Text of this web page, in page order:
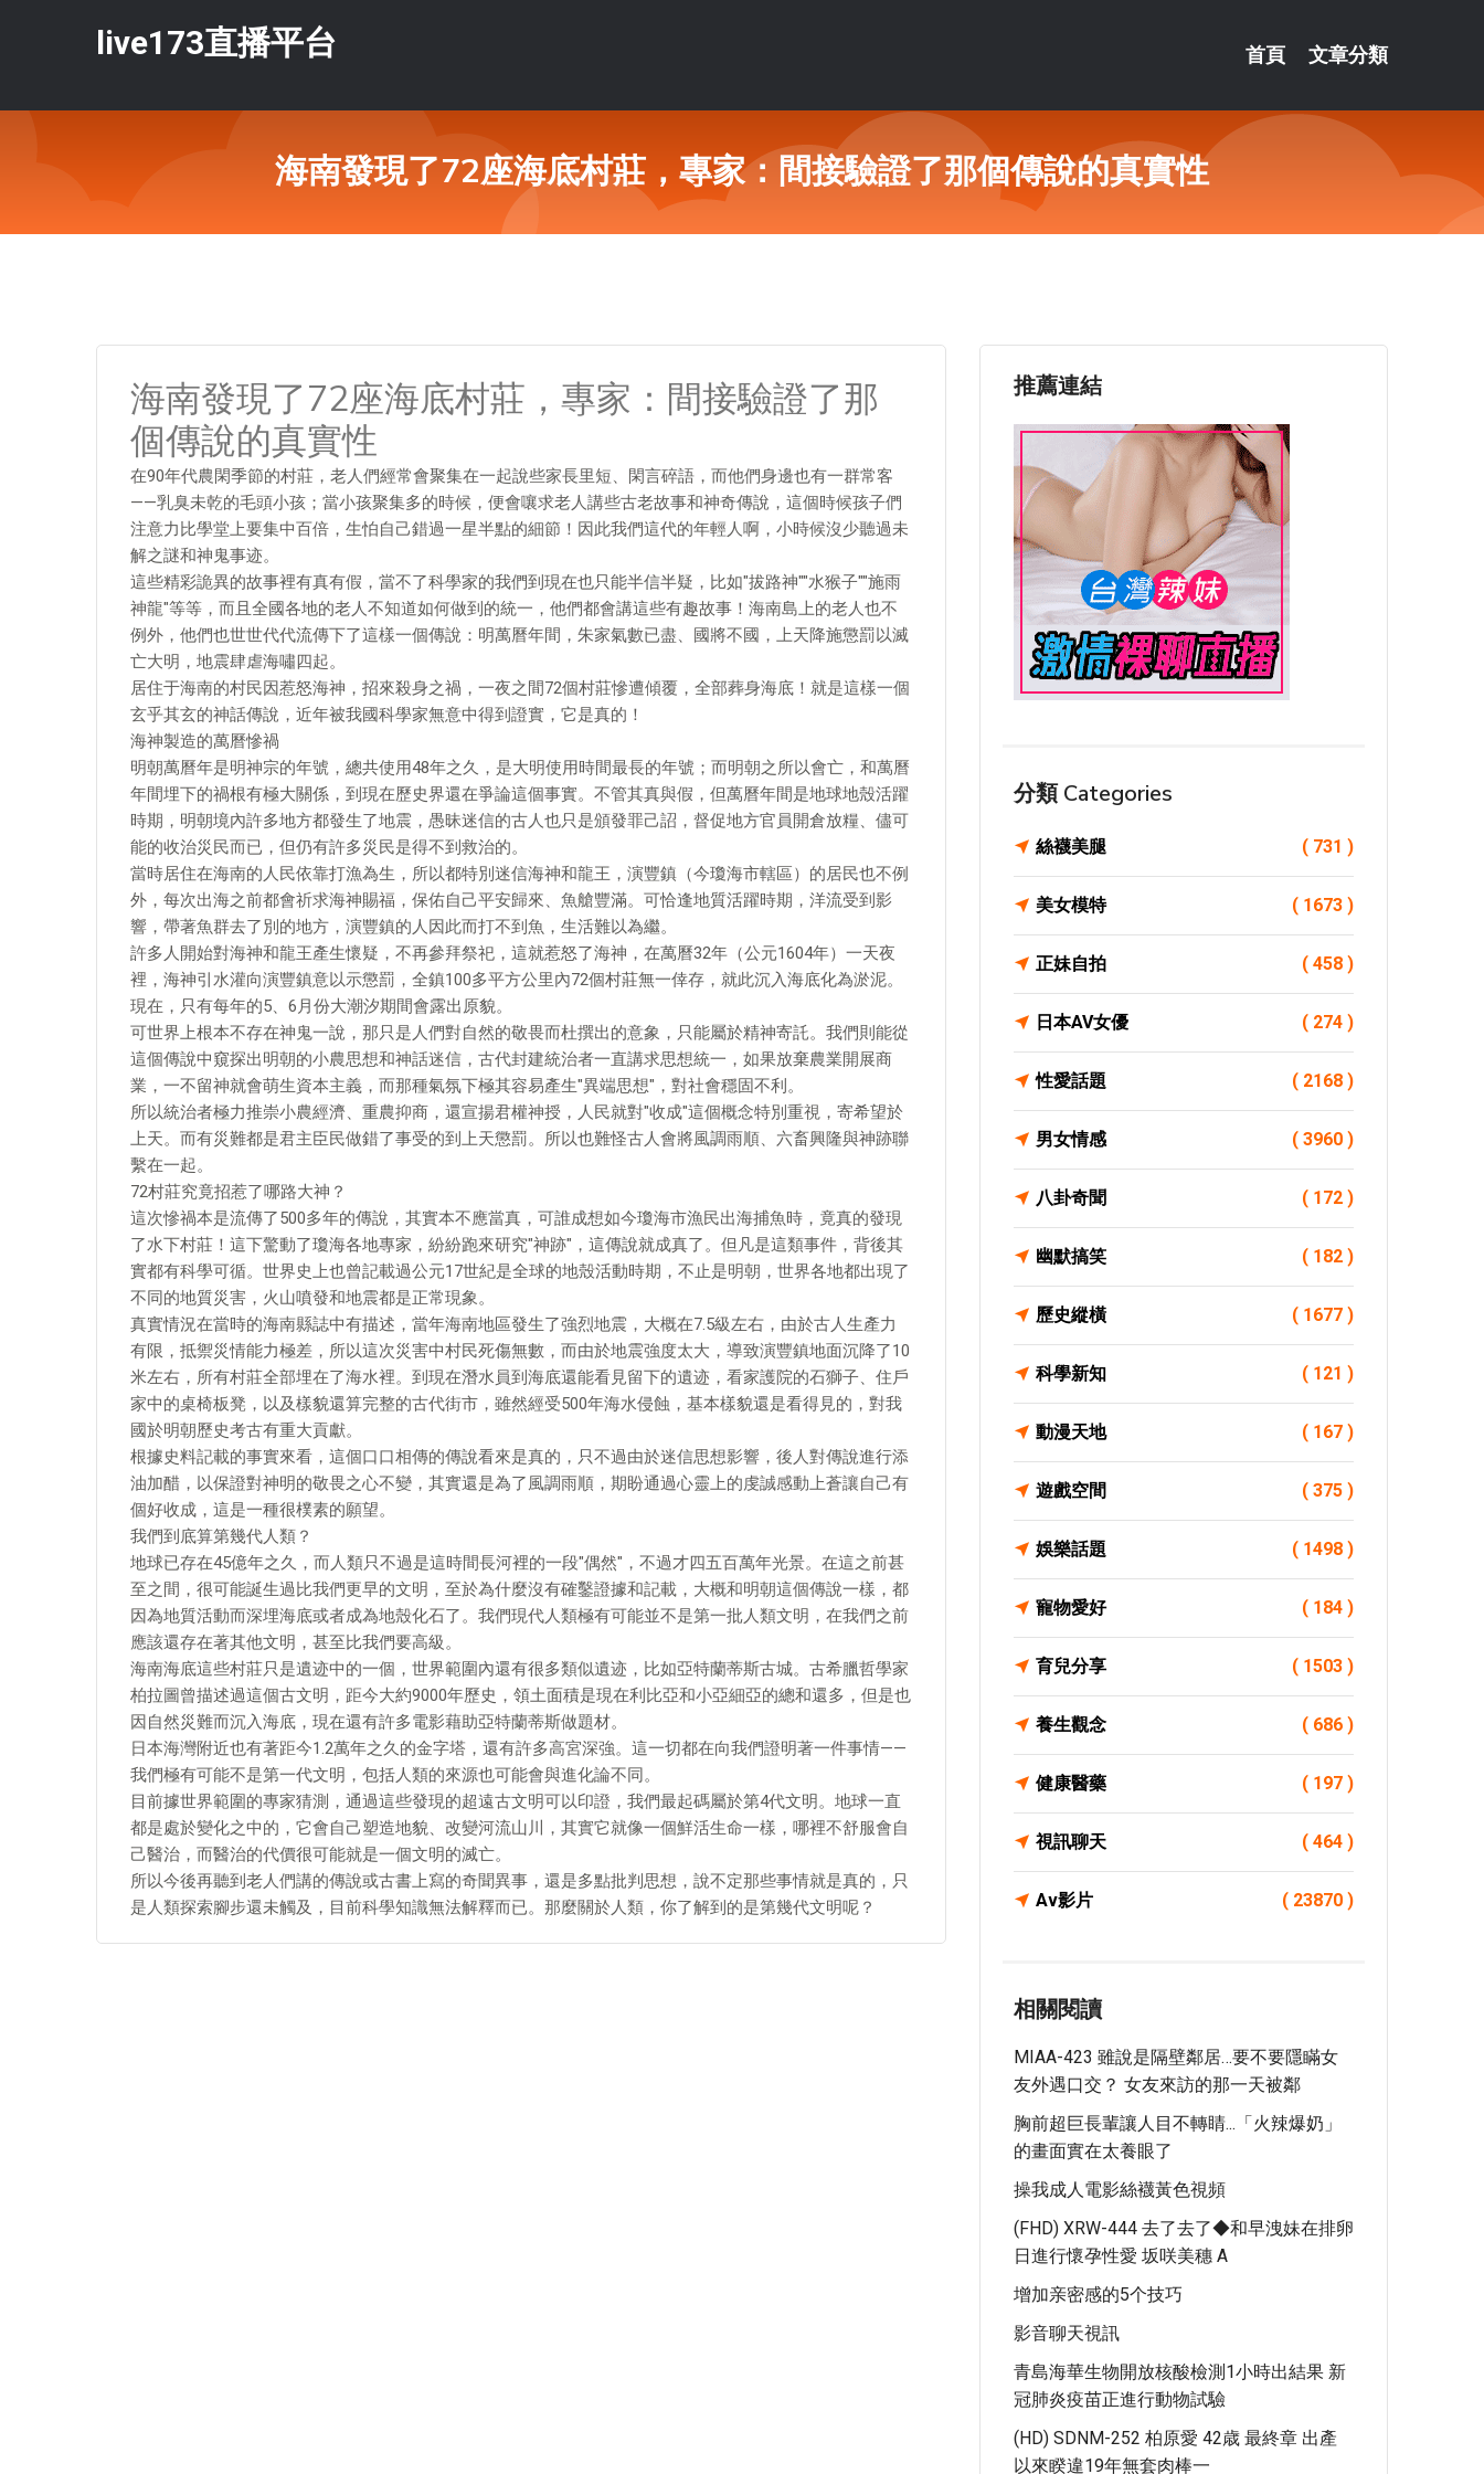
live173直播平台 首頁 文章分類
海南發現了72座海底村莊，專家：間接驗證了那個傳說的真實性
海南發現了72座海底村莊，專家：間接驗證了那
個傳說的真實性
在90年代農閑季節的村莊，老人們經常會聚集在一起說些家長里短、閑言碎語，而他們身邊也有一群常客
——乳臭未乾的毛頭小孩；當小孩聚集多的時候，便會嚷求老人講些古老故事和神奇傳說，這個時候孩子們
注意力比學堂上要集中百倍，生怕自己錯過一星半點的細節！因此我們這代的年輕人啊，小時候沒少聽過未
解之謎和神鬼事迹。
這些精彩詭異的故事裡有真有假，當不了科學家的我們到現在也只能半信半疑，比如"拔路神""水猴子""施雨
神龍"等等，而且全國各地的老人不知道如何做到的統一，他們都會講這些有趣故事！海南島上的老人也不
例外，他們也世世代代流傳下了這樣一個傳說：明萬曆年間，朱家氣數已盡、國將不國，上天降施懲罰以滅
亡大明，地震肆虐海嘯四起。
居住于海南的村民因惹怒海神，招來殺身之禍，一夜之間72個村莊慘遭傾覆，全部葬身海底！就是這樣一個
玄乎其玄的神話傳說，近年被我國科學家無意中得到證實，它是真的！
海神製造的萬曆慘禍
明朝萬曆年是明神宗的年號，總共使用48年之久，是大明使用時間最長的年號；而明朝之所以會亡，和萬曆
年間埋下的禍根有極大關係，到現在歷史界還在爭論這個事實。不管其真與假，但萬曆年間是地球地殼活躍
時期，明朝境內許多地方都發生了地震，愚昧迷信的古人也只是頒發罪己詔，督促地方官員開倉放糧、儘可
能的收治災民而已，但仍有許多災民是得不到救治的。
當時居住在海南的人民依靠打漁為生，所以都特別迷信海神和龍王，演豐鎮（今瓊海市轄區）的居民也不例
外，每次出海之前都會祈求海神賜福，保佑自己平安歸來、魚艙豐滿。可恰逢地質活躍時期，洋流受到影
響，帶著魚群去了別的地方，演豐鎮的人因此而打不到魚，生活難以為繼。
許多人開始對海神和龍王產生懷疑，不再參拜祭祀，這就惹怒了海神，在萬曆32年（公元1604年）一天夜
裡，海神引水灌向演豐鎮意以示懲罰，全鎮100多平方公里內72個村莊無一倖存，就此沉入海底化為淤泥。
現在，只有每年的5、6月份大潮汐期間會露出原貌。
可世界上根本不存在神鬼一說，那只是人們對自然的敬畏而杜撰出的意象，只能屬於精神寄託。我們則能從
這個傳說中窺探出明朝的小農思想和神話迷信，古代封建統治者一直講求思想統一，如果放棄農業開展商
業，一不留神就會萌生資本主義，而那種氣氛下極其容易產生"異端思想"，對社會穩固不利。
所以統治者極力推崇小農經濟、重農抑商，還宣揚君權神授，人民就對"收成"這個概念特別重視，寄希望於
上天。而有災難都是君主臣民做錯了事受的到上天懲罰。所以也難怪古人會將風調雨順、六畜興隆與神跡聯
繫在一起。
72村莊究竟招惹了哪路大神？
這次慘禍本是流傳了500多年的傳說，其實本不應當真，可誰成想如今瓊海市漁民出海捕魚時，竟真的發現
了水下村莊！這下驚動了瓊海各地專家，紛紛跑來研究"神跡"，這傳說就成真了。但凡是這類事件，背後其
實都有科學可循。世界史上也曾記載過公元17世紀是全球的地殼活動時期，不止是明朝，世界各地都出現了
不同的地質災害，火山噴發和地震都是正常現象。
真實情況在當時的海南縣誌中有描述，當年海南地區發生了強烈地震，大概在7.5級左右，由於古人生產力
有限，抵禦災情能力極差，所以這次災害中村民死傷無數，而由於地震強度太大，導致演豐鎮地面沉降了10
米左右，所有村莊全部埋在了海水裡。到現在潛水員到海底還能看見留下的遺迹，看家護院的石獅子、住戶
家中的桌椅板凳，以及樣貌還算完整的古代街市，雖然經受500年海水侵蝕，基本樣貌還是看得見的，對我
國於明朝歷史考古有重大貢獻。
根據史料記載的事實來看，這個口口相傳的傳說看來是真的，只不過由於迷信思想影響，後人對傳說進行添
油加醋，以保證對神明的敬畏之心不變，其實還是為了風調雨順，期盼通過心靈上的虔誠感動上蒼讓自己有
個好收成，這是一種很樸素的願望。
我們到底算第幾代人類？
地球已存在45億年之久，而人類只不過是這時間長河裡的一段"偶然"，不過才四五百萬年光景。在這之前甚
至之間，很可能誕生過比我們更早的文明，至於為什麼沒有確鑿證據和記載，大概和明朝這個傳說一樣，都
因為地質活動而深埋海底或者成為地殼化石了。我們現代人類極有可能並不是第一批人類文明，在我們之前
應該還存在著其他文明，甚至比我們要高級。
海南海底這些村莊只是遺迹中的一個，世界範圍內還有很多類似遺迹，比如亞特蘭蒂斯古城。古希臘哲學家
柏拉圖曾描述過這個古文明，距今大約9000年歷史，領土面積是現在利比亞和小亞細亞的總和還多，但是也
因自然災難而沉入海底，現在還有許多電影藉助亞特蘭蒂斯做題材。
日本海灣附近也有著距今1.2萬年之久的金字塔，還有許多高宮深強。這一切都在向我們證明著一件事情——
我們極有可能不是第一代文明，包括人類的來源也可能會與進化論不同。
目前據世界範圍的專家猜測，通過這些發現的超遠古文明可以印證，我們最起碼屬於第4代文明。地球一直
都是處於變化之中的，它會自己塑造地貌、改變河流山川，其實它就像一個鮮活生命一樣，哪裡不舒服會自
己醫治，而醫治的代價很可能就是一個文明的滅亡。
所以今後再聽到老人們講的傳說或古書上寫的奇聞異事，還是多點批判思想，說不定那些事情就是真的，只
是人類探索腳步還未觸及，目前科學知識無法解釋而已。那麼關於人類，你了解到的是第幾代文明呢？
推薦連結
分類 Categories
絲襪美腿 ( 731 )
美女模特 ( 1673 )
正妹自拍 ( 458 )
日本AV女優 ( 274 )
性愛話題 ( 2168 )
男女情感 ( 3960 )
八卦奇聞 ( 172 )
幽默搞笑 ( 182 )
歷史縱橫 ( 1677 )
科學新知 ( 121 )
動漫天地 ( 167 )
遊戲空間 ( 375 )
娛樂話題 ( 1498 )
寵物愛好 ( 184 )
育兒分享 ( 1503 )
養生觀念 ( 686 )
健康醫藥 ( 197 )
視訊聊天 ( 464 )
Av影片 ( 23870 )
相關閱讀
MIAA-423 雖說是隔壁鄰居…要不要隱瞞女
友外遇口交？ 女友來訪的那一天被鄰
胸前超巨長輩讓人目不轉睛...「火辣爆奶」
的畫面實在太養眼了
操我成人電影絲襪黃色視頻
(FHD) XRW-444 去了去了◆和早洩妹在排卵
日進行懷孕性愛 坂咲美穗 A
增加亲密感的5个技巧
影音聊天視訊
青島海華生物開放核酸檢測1小時出結果 新
冠肺炎疫苗正進行動物試驗
(HD) SDNM-252 柏原愛 42歳 最終章 出產
以來睽違19年無套肉棒一